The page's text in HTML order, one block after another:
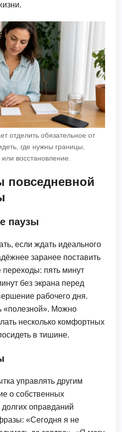
отделить обязательное от
где нужны границы,
восстановление.
повседневной
паузы
если ждать идеального
заранее поставить
переходы: пять минут
без экрана перед
рабочего дня.
«полезной». Можно
несколько комфортных
в тишине.
управлять другим
о собственных
оправданий
«Сегодня я не